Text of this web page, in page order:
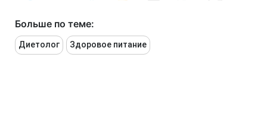
Больше по теме:
Диетолог Здоровое питание